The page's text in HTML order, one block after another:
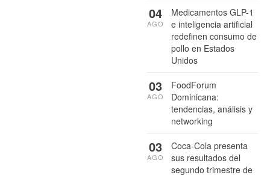
Medicamentos GLP-1
e inteligencia artificial
redefinen consumo de
pollo en Estados
Unidos
04
AGO
FoodForum
Dominicana:
tendencias, análisis y
networking
03
AGO
Coca-Cola presenta
sus resultados del
segundo trimestre de
03
AGO